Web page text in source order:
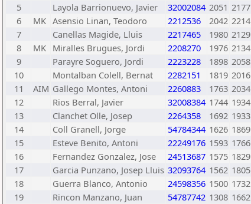
5
Layola Barrionuevo, Javier 32002084 2051 2177
6
MK Asensio Linan, Teodoro 2212536 2042 2214
7
Canellas Magide, Lluis 2217465 1980 2129
8
MK Miralles Brugues, Jordi 2208270 1976 2134
9
Parayre Soguero, Jordi 2223228 1898 2058
10
Montalban Colell, Bernat 2282151 1819 2016
11
AIM Gallego Montes, Antoni 2260883 1763 2034
12
Rios Berral, Javier 32008384 1744 1934
13
Clanchet Olle, Josep 2264358 1692 1933
14
Coll Granell, Jorge 54784344 1626 1869
15
Esteve Benito, Antoni 22249176 1593 1766
16
Fernandez Gonzalez, Jose 24513687 1575 1829
17
Garcia Punzano, Josep Lluis 32093764 1562 1805
18
Guerra Blanco, Antonio 24598356 1500 1732
19
Rincon Manzano, Juan 54787742 1308 1662